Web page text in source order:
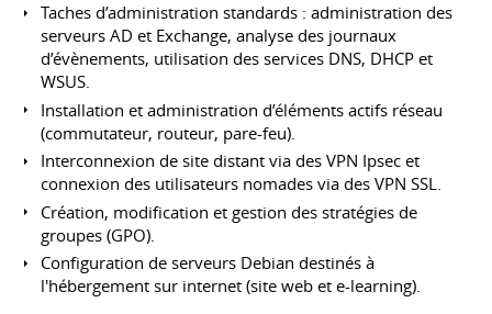
Taches d’administration standards : administration des
serveurs AD et Exchange, analyse des journaux
d’évènements, utilisation des services DNS, DHCP et
WSUS.
Installation et administration d’éléments actifs réseau
(commutateur, routeur, pare-feu).
Interconnexion de site distant via des VPN Ipsec et
connexion des utilisateurs nomades via des VPN SSL.
Création, modification et gestion des stratégies de
groupes (GPO).
Configuration de serveurs Debian destinés à
l'hébergement sur internet (site web et e-learning).